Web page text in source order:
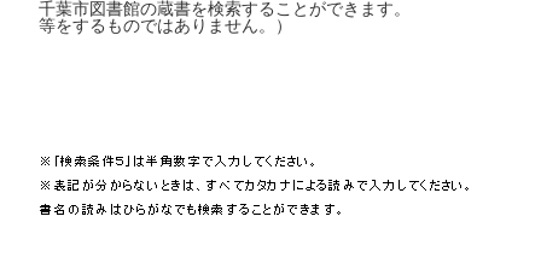
千葉市図書館の蔵書を検索することがで
等をするものではありません。）